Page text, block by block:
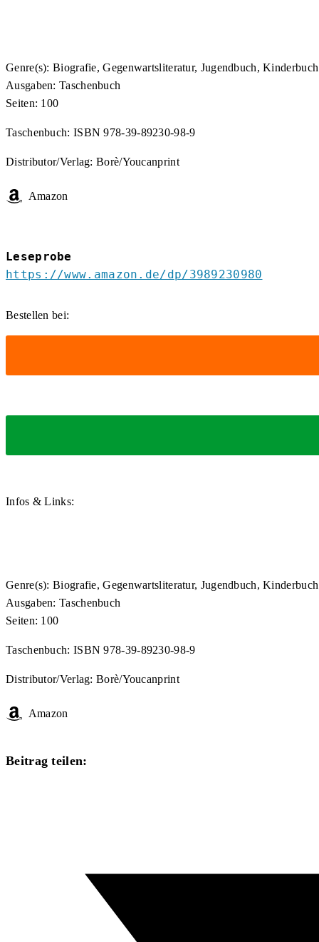
Genre(s): Biografie, Gegenwartsliteratur, Jugendbuch, Kinderbuch
Ausgaben: Taschenbuch
Seiten: 100
Taschenbuch: ISBN 978-39-89230-98-9
Distributor/Verlag: Borè/Youcanprint
Amazon
Leseprobe
https://www.amazon.de/dp/3989230980
Bestellen bei:
Infos & Links:
Genre(s): Biografie, Gegenwartsliteratur, Jugendbuch, Kinderbuch
Ausgaben: Taschenbuch
Seiten: 100
Taschenbuch: ISBN 978-39-89230-98-9
Distributor/Verlag: Borè/Youcanprint
Amazon
Beitrag teilen: